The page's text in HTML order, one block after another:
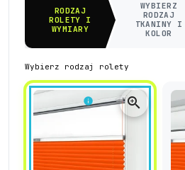
RODZAJ
ROLETY I
WYMIARY
WYBIERZ
RODZAJ
TKANINY I
KOLOR
Wybierz rodzaj rolety
info zoom_in